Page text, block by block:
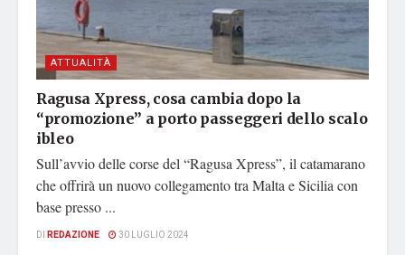
ATTUALITÀ
Ragusa Xpress, cosa cambia dopo la
“promozione” a porto passeggeri dello scalo
ibleo
Sull’avvio delle corse del “Ragusa Xpress”, il catamarano
che offrirà un nuovo collegamento tra Malta e Sicilia con
base presso ...
DI REDAZIONE 30 LUGLIO 2024